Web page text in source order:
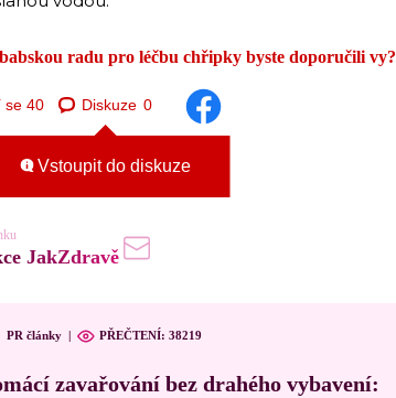
radu pro léčbu chřipky byste doporučili vy?
Diskuze 0
Vstoupit do diskuze
JakZdravě
PR články PŘEČTENÍ: 38219
zavařování bez drahého vybavení: